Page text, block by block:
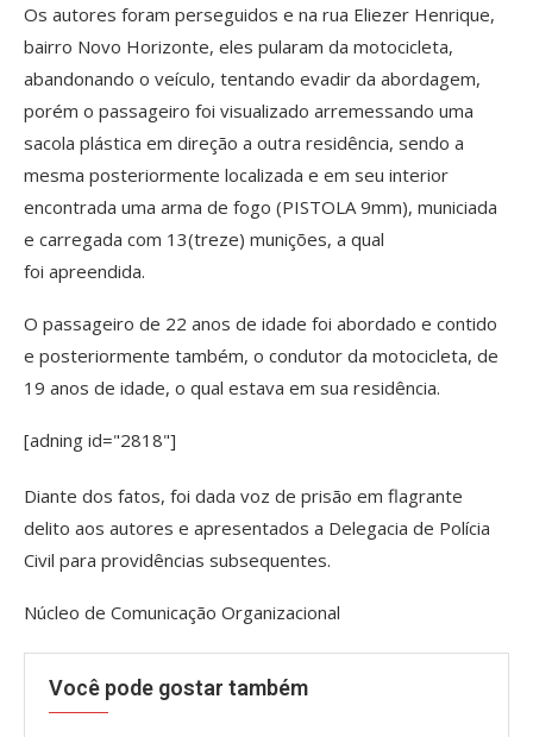
Os autores foram perseguidos e na rua Eliezer Henrique,
bairro Novo Horizonte, eles pularam da motocicleta,
abandonando o veículo, tentando evadir da abordagem,
porém o passageiro foi visualizado arremessando uma
sacola plástica em direção a outra residência, sendo a
mesma posteriormente localizada e em seu interior
encontrada uma arma de fogo (PISTOLA 9mm), municiada
e carregada com 13(treze) munições, a qual
foi apreendida.
O passageiro de 22 anos de idade foi abordado e contido
e posteriormente também, o condutor da motocicleta, de
19 anos de idade, o qual estava em sua residência.
[adning id="2818"]
Diante dos fatos, foi dada voz de prisão em flagrante
delito aos autores e apresentados a Delegacia de Polícia
Civil para providências subsequentes.
Núcleo de Comunicação Organizacional
Você pode gostar também